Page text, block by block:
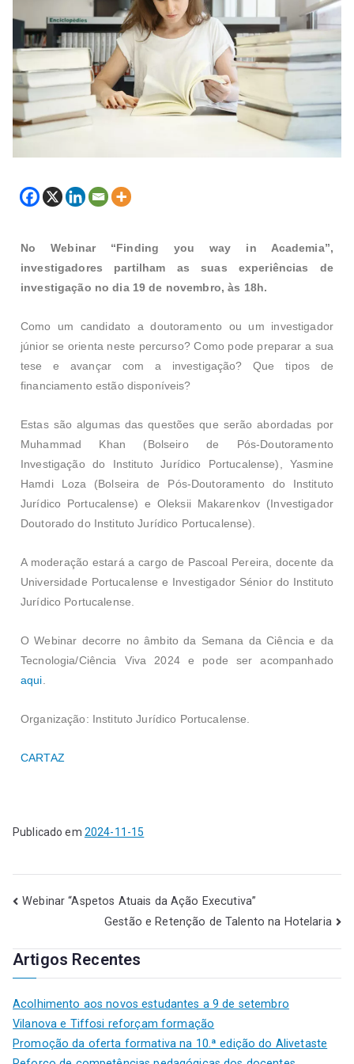
No Webinar “Finding you way in Academia”,
investigadores partilham as suas experiências de
investigação no dia 19 de novembro, às 18h.
Como um candidato a doutoramento ou um investigador
júnior se orienta neste percurso? Como pode preparar a sua
tese e avançar com a investigação? Que tipos de
financiamento estão disponíveis?
Estas são algumas das questões que serão abordadas por
Muhammad Khan (Bolseiro de Pós-Doutoramento
Investigação do Instituto Jurídico Portucalense), Yasmine
Hamdi Loza (Bolseira de Pós-Doutoramento do Instituto
Jurídico Portucalense) e Oleksii Makarenkov (Investigador
Doutorado do Instituto Jurídico Portucalense).
A moderação estará a cargo de Pascoal Pereira, docente da
Universidade Portucalense e Investigador Sénior do Instituto
Jurídico Portucalense.
O Webinar decorre no âmbito da Semana da Ciência e da
Tecnologia/Ciência Viva 2024 e pode ser acompanhado
aqui.
Organização: Instituto Jurídico Portucalense.
CARTAZ
Publicado em 2024-11-15
Webinar “Aspetos Atuais da Ação Executiva”
Gestão e Retenção de Talento na Hotelaria
Artigos Recentes
Acolhimento aos novos estudantes a 9 de setembro
Vilanova e Tiffosi reforçam formação
Promoção da oferta formativa na 10.ª edição do Alivetaste